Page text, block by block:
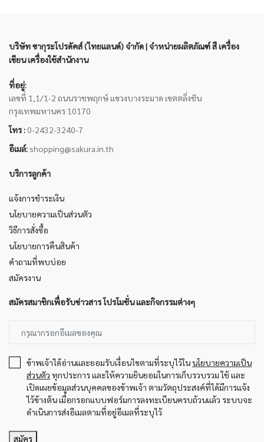
บริษัท ซากุระโปรดัคส์ (ไทยแลนด์) จำกัด | จำหน่ายผลิตภัณฑ์ สี เครื่อง
เขียน เครื่องใช้สำนักงาน
ที่อยู่:
เลขที่ 1,1/1-2 ถนนราชพฤกษ์ แขวงบางระมาด เขตตลิ่งชัน
กรุงเทพมหานคร 10170
โทร : 0-2432-3240-7
อีเมล์: shopping@sakura.in.th
บริการลูกค้า
แจ้งการชำระเงิน
นโยบายความเป็นส่วนตัว
วิธีการสั่งซื้อ
นโยบายการคืนสินค้า
คำถามที่พบบ่อย
สมัครงาน
สมัครสมาชิกเพื่อรับข่าวสาร โปรโมชั่น และกิจกรรมต่างๆ
ข้าพเจ้าได้อ่านและยอมรับเงื่อนไขตามที่ระบุไว้ในนโยบายความเป็น
ส่วนตัว ทุกประการ และให้ความยินยอมในการเก็บรวบรวม ใช้ และ
เปิดเผยข้อมูลส่วนบุคคลของข้าพเจ้า ตามวัตถุประสงค์ที่ได้มีการแจ้ง
ไว้ข้างต้น เมื่อกรอกแบบฟอร์มการลงทะเบียนครบถ้วนแล้ว ระบบจะ
ดำเนินการส่งอีเมลตามที่อยู่อีเมลที่ระบุไว้
สมัคร